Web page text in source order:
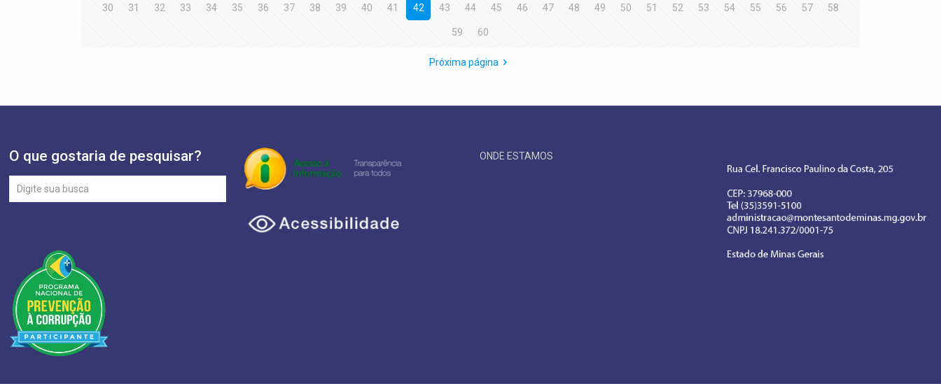
30 31 32 33 34 35 36 37 38 39 40 41 42 43 44 45 46 47 48 49 50 51 52 53 54 55 56 57 58
59 60
Próxima página
O que gostaria de pesquisar? ONDE ESTAMOS